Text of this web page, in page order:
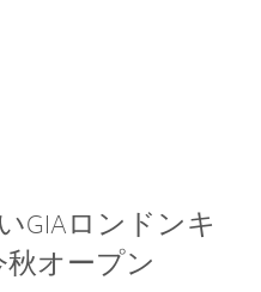
GIAロンドンキ
オープン